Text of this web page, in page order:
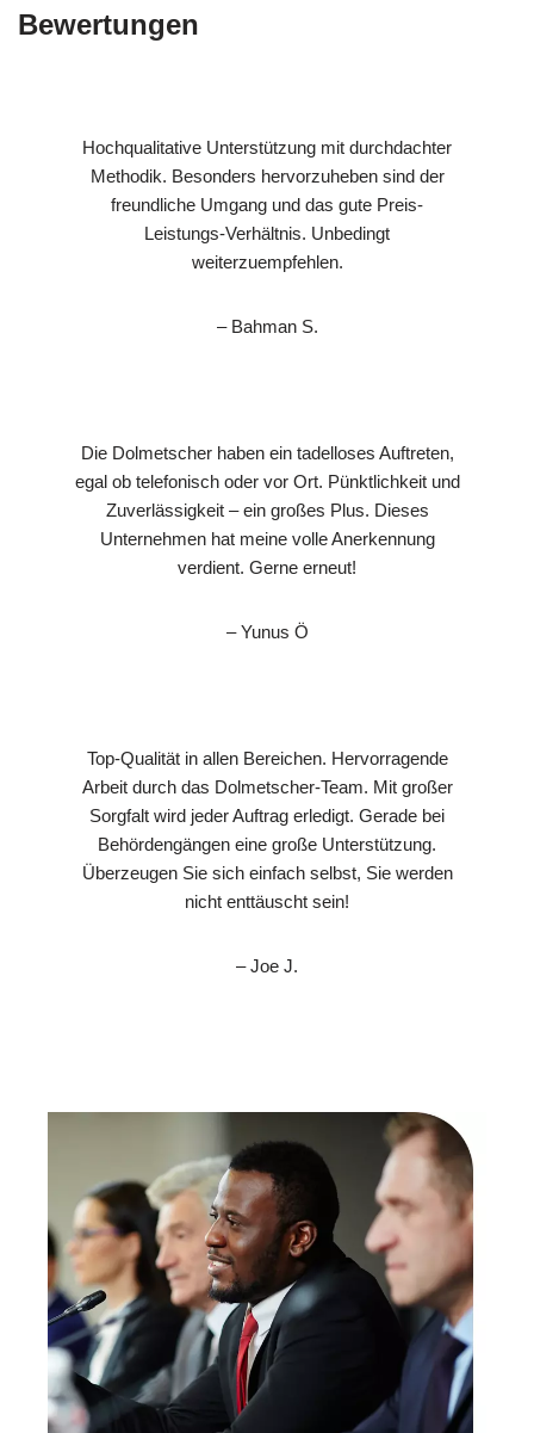
Bewertungen
Hochqualitative Unterstützung mit durchdachter
Methodik. Besonders hervorzuheben sind der
freundliche Umgang und das gute Preis-
Leistungs-Verhältnis. Unbedingt
weiterzuempfehlen.
– Bahman S.
Die Dolmetscher haben ein tadelloses Auftreten,
egal ob telefonisch oder vor Ort. Pünktlichkeit und
Zuverlässigkeit – ein großes Plus. Dieses
Unternehmen hat meine volle Anerkennung
verdient. Gerne erneut!
– Yunus Ö
Top-Qualität in allen Bereichen. Hervorragende
Arbeit durch das Dolmetscher-Team. Mit großer
Sorgfalt wird jeder Auftrag erledigt. Gerade bei
Behördengängen eine große Unterstützung.
Überzeugen Sie sich einfach selbst, Sie werden
nicht enttäuscht sein!
– Joe J.